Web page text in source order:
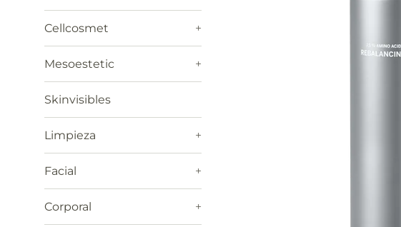
Cellcosmet +
Mesoestetic +
Skinvisibles
Limpieza +
Facial +
Corporal +